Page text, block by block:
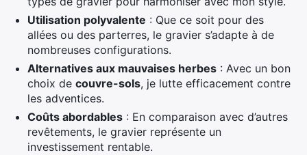
Utilisation polyvalente : Que ce soit pour des
allées ou des parterres, le gravier s’adapte à de
nombreuses configurations.
Alternatives aux mauvaises herbes : Avec un bon
choix de couvre-sols, je lutte efficacement contre
les adventices.
Coûts abordables : En comparaison avec d’autres
revêtements, le gravier représente un
investissement rentable.